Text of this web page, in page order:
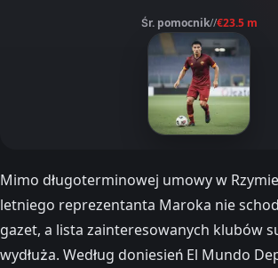
Śr. pomocnik//€23.5 m
Mimo długoterminowej umowy w
letniego reprezentanta Maroka nie
gazet, a lista zainteresowanych klubów
wydłuża. Według doniesień El Mundo